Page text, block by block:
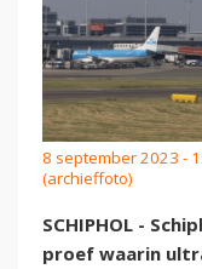
8 september 2023 -
(archieffoto)
SCHIPHOL -
proef waarin